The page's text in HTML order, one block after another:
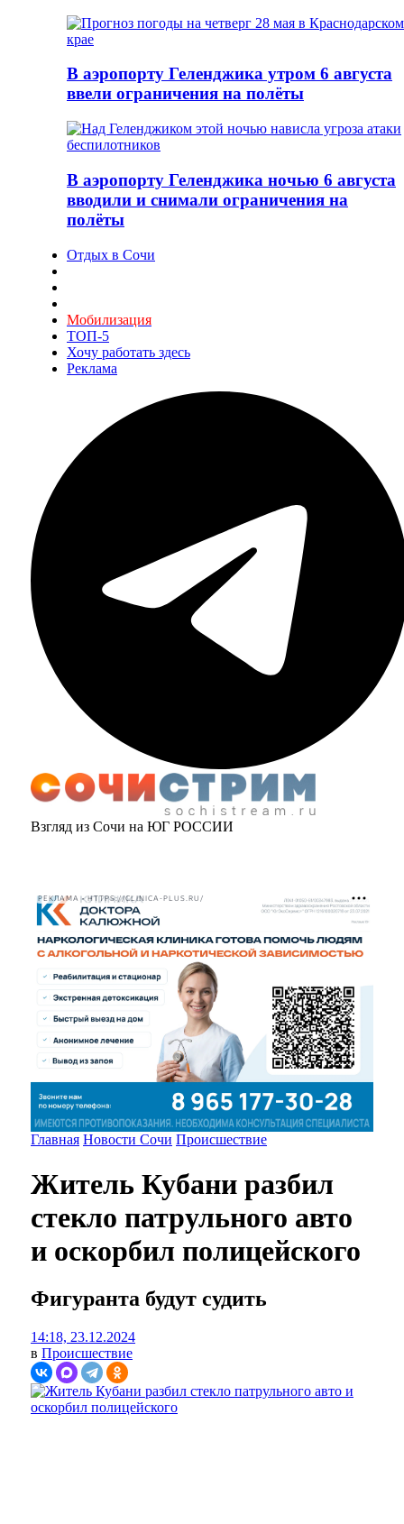
В аэропорту Геленджика утром 6 августа
ввели ограничения на полёты
В аэропорту Геленджика ночью 6 августа
вводили и снимали ограничения на
полёты
Отдых в Сочи
Мобилизация
ТОП-5
Хочу работать здесь
Реклама
Взгляд из Сочи на ЮГ РОССИИ
РЕКЛАМА • HTTPS://CLINICA-PLUS.RU/
Главная Новости Сочи Происшествие
Житель Кубани разбил
стекло патрульного авто
и оскорбил полицейского
Фигуранта будут судить
14:18, 23.12.2024
в Происшествие